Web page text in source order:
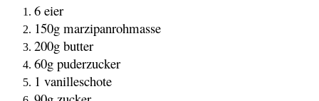
6 eier
150g marzipanrohmasse
200g butter
60g puderzucker
1 vanilleschote